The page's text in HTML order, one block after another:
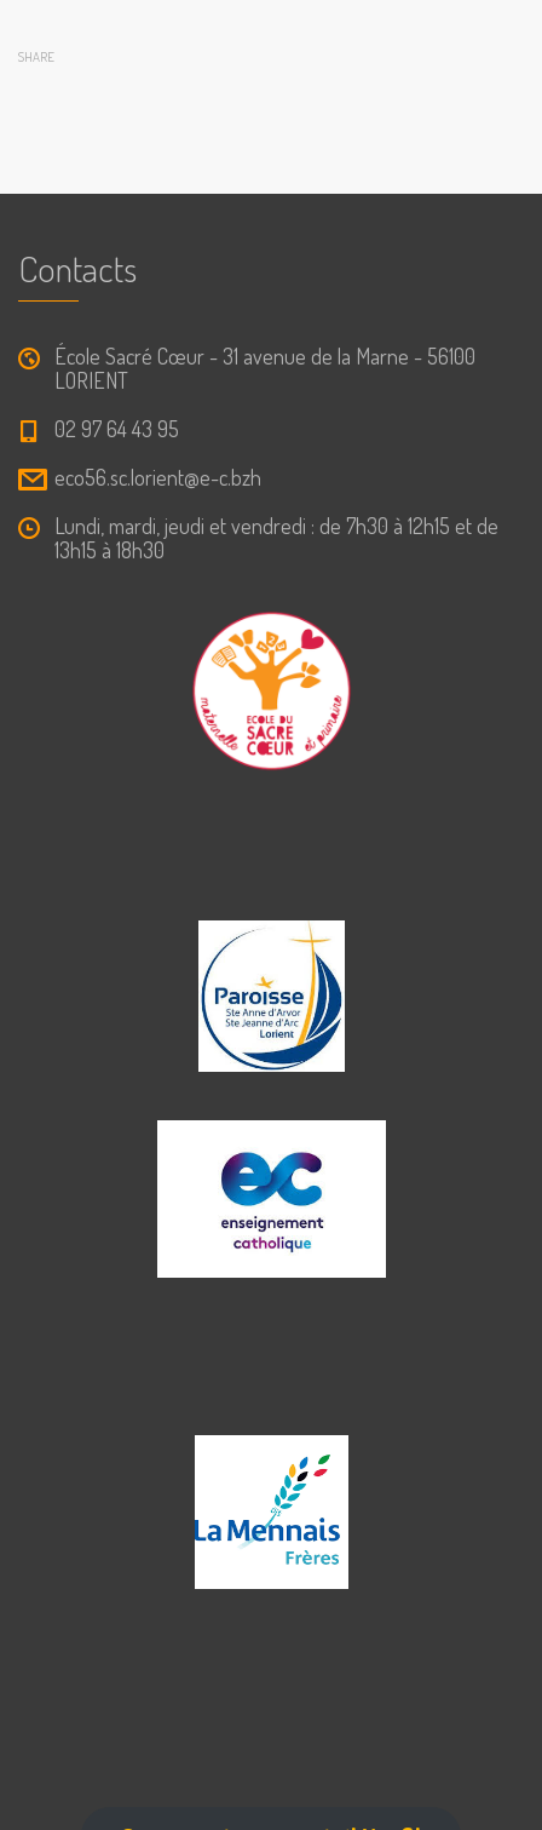
SHARE
Contacts
École Sacré Cœur - 31 avenue de la Marne - 56100
LORIENT
02 97 64 43 95
eco56.sc.lorient@e-c.bzh
Lundi, mardi, jeudi et vendredi : de 7h30 à 12h15 et de
13h15 à 18h30